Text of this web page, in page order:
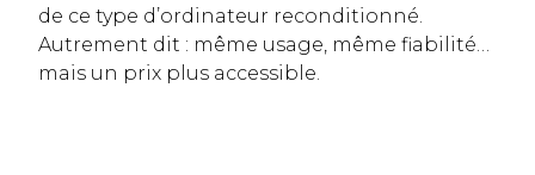
de ce type d’ordinateur reconditionné.
Autrement dit : même usage, même fiabilité…
mais un prix plus accessible.